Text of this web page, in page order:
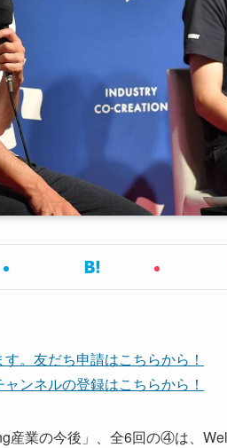
。友だち申請はこちらから！
ンネルの登録はこちらから！
産業の今後」、全6回の④は、